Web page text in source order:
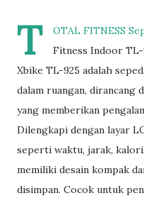
T
OTAL FITNESS
Fitness Indoor TL-
Xbike TL-925 adalah
dalam ruangan, dirancang
yang memberikan
Dilengkapi dengan layar
seperti waktu, jarak,
memiliki desain kompak
disimpan. Cocok untuk